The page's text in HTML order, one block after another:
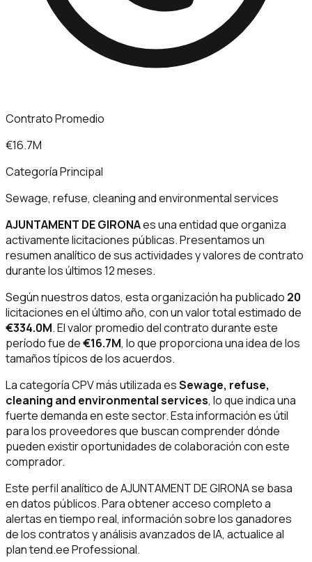
Contrato Promedio
€16.7M
Categoría Principal
Sewage, refuse, cleaning and environmental services
AJUNTAMENT DE GIRONAes una entidad que organiza
activamente licitaciones públicas. Presentamos un
resumen analítico de sus actividades y valores de contrato
durante los últimos 12 meses.
Según nuestros datos, esta organización ha publicado 20
licitaciones en el último año, con un valor total estimado de
€334.0M. El valor promedio del contrato durante este
período fue de€16.7M, lo que proporciona una idea de los
tamaños típicos de los acuerdos.
La categoría CPV más utilizada esSewage, refuse,
cleaning and environmental services, lo que indica una
fuerte demanda en este sector. Esta información es útil
para los proveedores que buscan comprender dónde
pueden existir oportunidades de colaboración con este
comprador.
Este perfil analítico de AJUNTAMENT DE GIRONA se basa
en datos públicos. Para obtener acceso completo a
alertas en tiempo real, información sobre los ganadores
de los contratos y análisis avanzados de IA, actualice al
plan tend.ee Professional.